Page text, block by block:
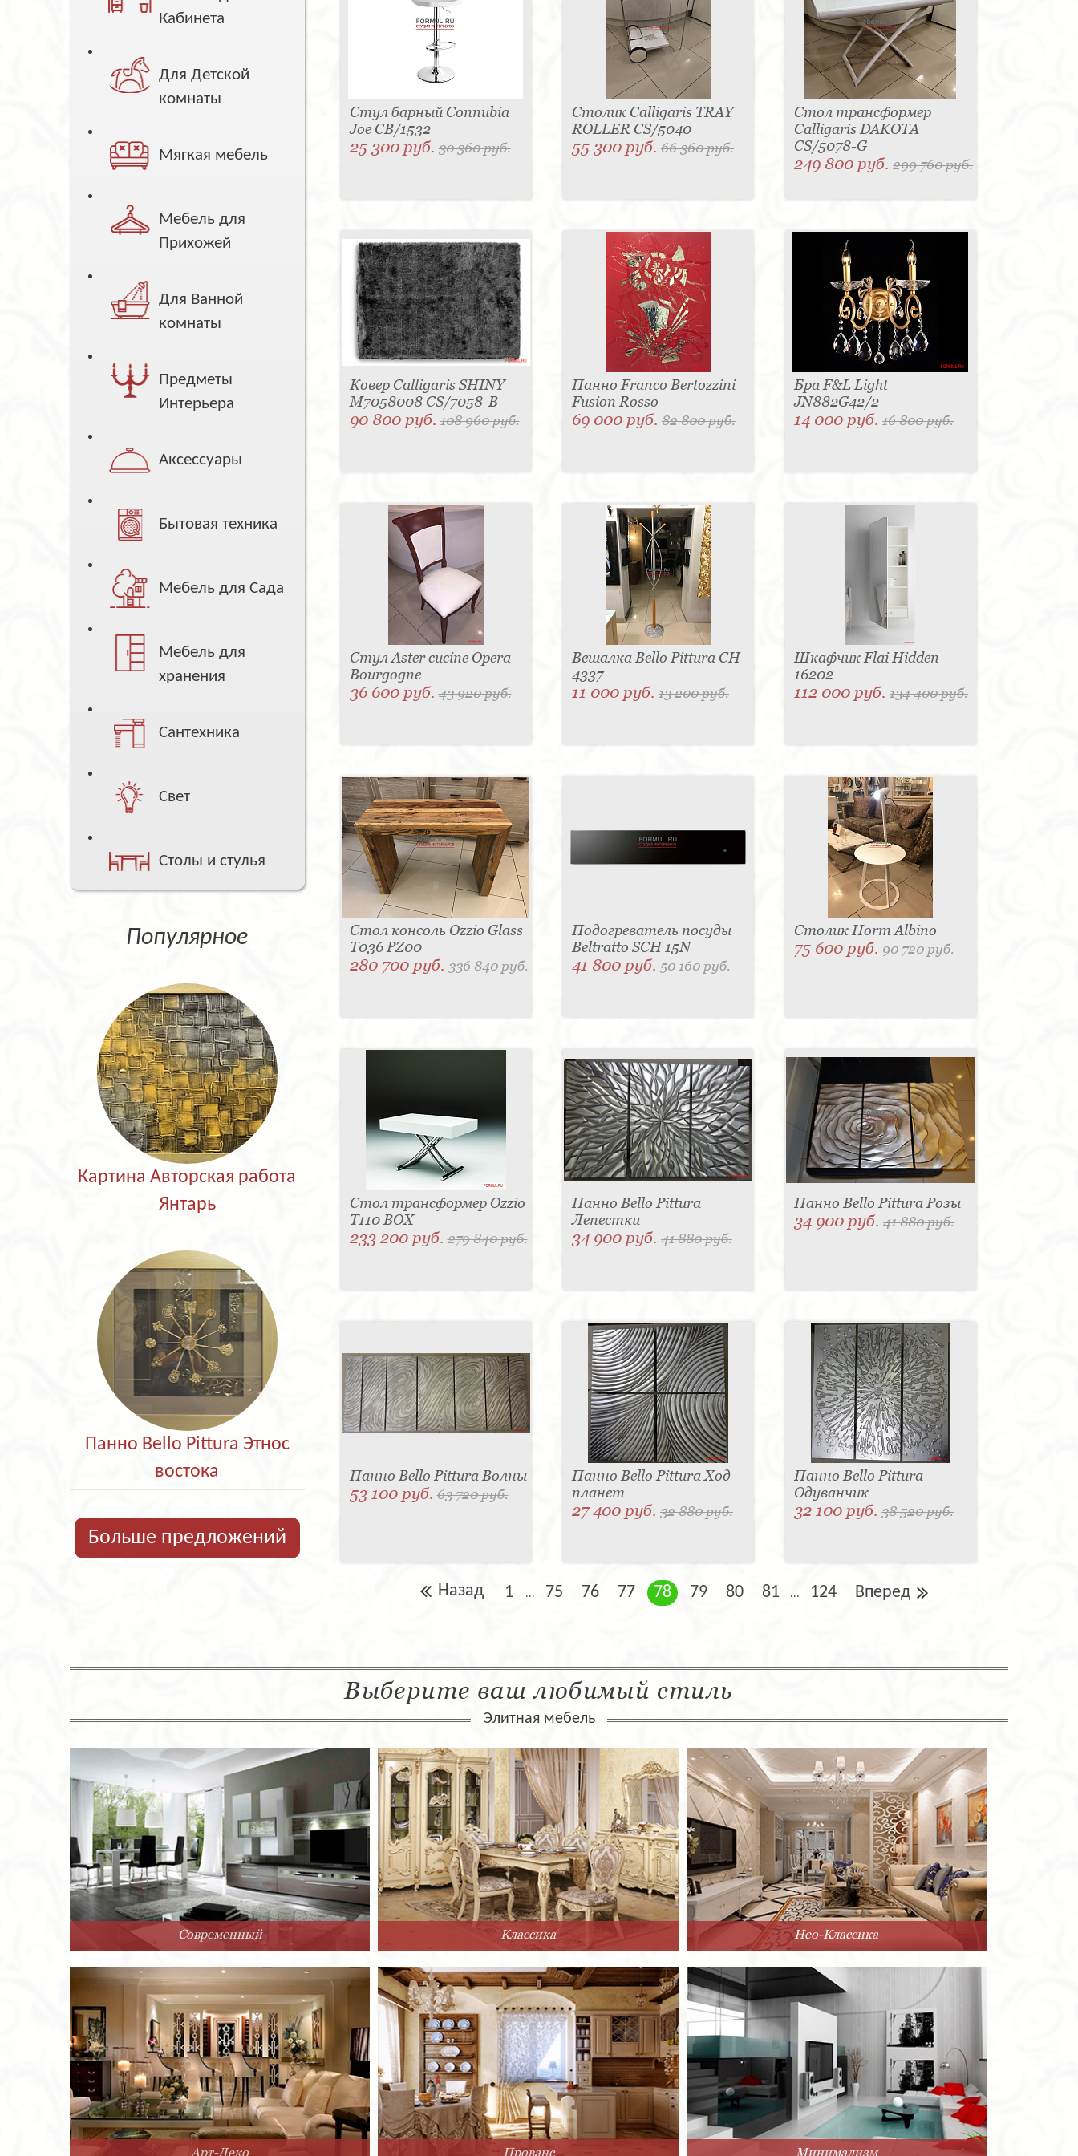
Кабинета
Для Детской
комнаты
Мягкая мебель
Мебель для
Прихожей
Для Ванной
комнаты
Предметы
Интерьера
Аксессуары
Бытовая техника
Мебель для Сада
Мебель для
хранения
Сантехника
Свет
Столы и стулья
Популярное
Картина Авторская работа
Янтарь
Панно Bello Pittura Этнос
востока
Больше предложений
Стул барный Connubia
Joe CB/1532
25 300 руб.30 360 руб.
Столик Calligaris TRAY
ROLLER CS/5040
55 300 руб. 66 360 руб.
Стол трансформер
Calligaris DAKOTA
CS/5078-G
249 800 руб.299 760 руб.
Ковер Calligaris SHINY
M7058008 CS/7058-B
90 800 руб.108 960 руб.
Панно Franco Bertozzini
Fusion Rosso
69 000 руб. 82 800 руб.
Бра F&L Light
JN882G42/2
14 000 руб.16 800 руб.
Стул Aster cucine Opera
Bourgogne
36 600 руб.43 920 руб.
Вешалка Bello Pittura CH-
4337
11 000 руб. 13 200 руб.
Шкафчик Flai Hidden
16202
112 000 руб.134 400 руб.
Стол консоль Ozzio Glass
T036 PZ00
280 700 руб.336 840 руб.
Подогреватель посуды
Beltratto SCH 15N
41 800 руб. 50 160 руб.
Столик Horm Albino
75 600 руб.90 720 руб.
Стол трансформер Ozzio
T110 BOX
233 200 руб.279 840 руб.
Панно Bello Pittura
Лепестки
34 900 руб. 41 880 руб.
Панно Bello Pittura Розы
34 900 руб.41 880 руб.
Панно Bello Pittura Волны
53 100 руб.63 720 руб.
Панно Bello Pittura Ход
планет
27 400 руб. 32 880 руб.
Панно Bello Pittura
Одуванчик
32 100 руб.38 520 руб.
Назад 1 ... 75 76 77 78 79 80 81 ... 124 Вперед
Выберите ваш любимый стиль
Элитная мебель
Современный Классика Нео-Классика
Арт-Деко Прованс Минимализм